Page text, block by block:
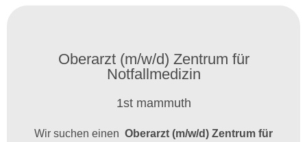
Oberarzt (m/w/d) Zentrum für
Notfallmedizin
1st mammuth
Wir suchen einen Oberarzt (m/w/d) Zentrum für